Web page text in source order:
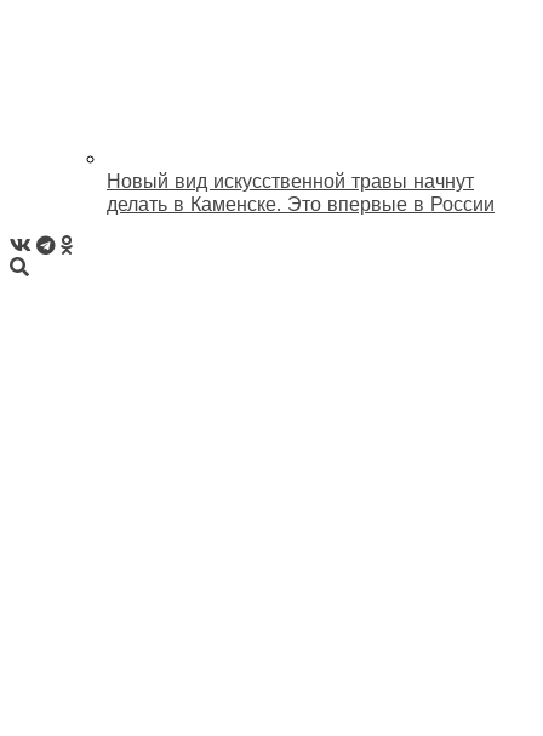
Новый вид искусственной травы начнут
делать в Каменске. Это впервые в России